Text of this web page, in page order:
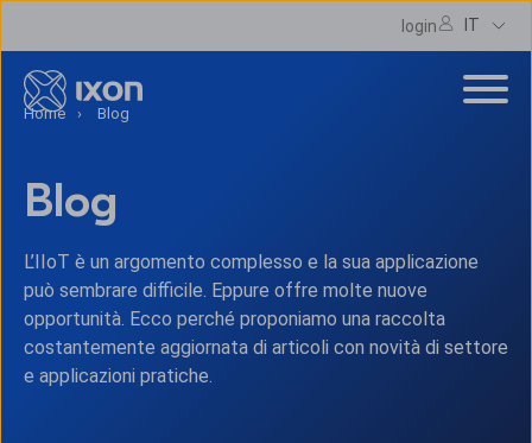
login IT
Home Blog
Blog
L’IIoT è un argomento complesso e la sua applicazione
può sembrare difficile. Eppure offre molte nuove
opportunità. Ecco perché proponiamo una raccolta
costantemente aggiornata di articoli con novità di settore
e applicazioni pratiche.